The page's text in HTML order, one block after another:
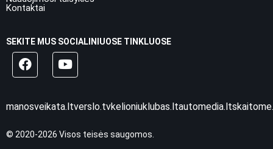
Kontaktai
SEKITE MUS SOCIALINIUOSE TINKLUOSE
manosveikata.ltverslo.tvkelioniuklubas.ltautomedia.lt
© 2020-2026 Visos teisės saugomos.